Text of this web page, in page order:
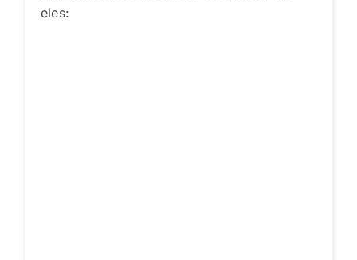
eles: